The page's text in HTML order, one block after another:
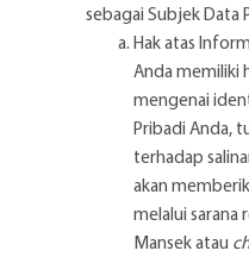
sebagai Subjek Data
Hak atas
Anda memiliki
mengenai
Pribadi Anda,
terhadap
akan
melalui sarana
Mansek atau